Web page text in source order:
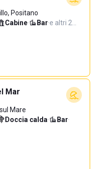
Positano
Cabine· Bar·e altri 2…
Mar
Mare
Doccia calda· Bar·